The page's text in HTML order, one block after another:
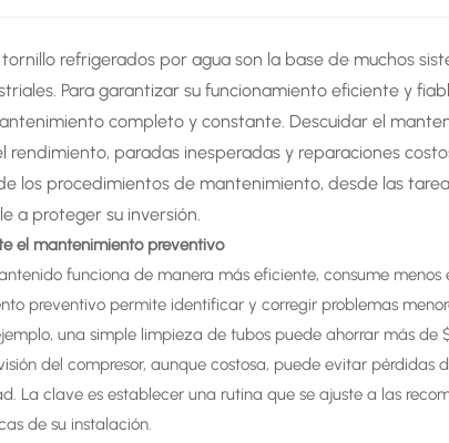
refrigerados por agua son la base de muchos
Para garantizar su funcionamiento eficiente y
completo y constante. Descuidar el
rendimiento, paradas inesperadas y reparaciones
los procedimientos de mantenimiento, desde las
a proteger su inversión.
el mantenimiento preventivo
funciona de manera más eficiente, consume
preventivo permite identificar y corregir problemas
una simple limpieza de tubos puede ahorrar más de
del compresor, aunque costosa, puede evitar
La clave es establecer una rutina que se ajuste a las
de su instalación.